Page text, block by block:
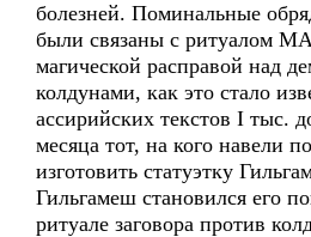
болезней. Поминальные
были связаны с ритуалом
магической расправой над
колдунами, как это стало
ассирийских текстов I тыс.
месяца тот, на кого навели
изготовить статуэтку
Гильгамеш становился его
ритуале заговора против